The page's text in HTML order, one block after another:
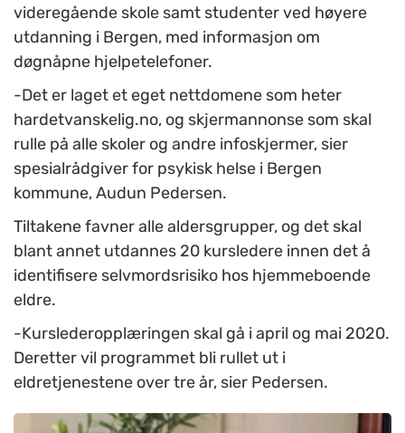
videregående skole samt studenter ved høyere
utdanning i Bergen, med informasjon om
døgnåpne hjelpetelefoner.
-Det er laget et eget nettdomene som heter
hardetvanskelig.no, og skjermannonse som skal
rulle på alle skoler og andre infoskjermer, sier
spesialrådgiver for psykisk helse i Bergen
kommune, Audun Pedersen.
Tiltakene favner alle aldersgrupper, og det skal
blant annet utdannes 20 kursledere innen det å
identifisere selvmordsrisiko hos hjemmeboende
eldre.
-Kurslederopplæringen skal gå i april og mai 2020.
Deretter vil programmet bli rullet ut i
eldretjenestene over tre år, sier Pedersen.